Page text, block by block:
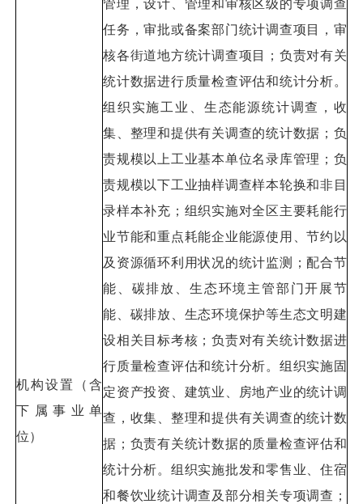
机构设置（含
下属事业单
位）
管理，设计、管理和审核区级的专项调查
任务，审批或备案部门统计调查项目，审
核各街道地方统计调查项目；负责对有关
统计数据进行质量检查评估和统计分析。
组织实施工业、生态能源统计调查，收
集、整理和提供有关调查的统计数据；负
责规模以上工业基本单位名录库管理；负
责规模以下工业抽样调查样本轮换和非目
录样本补充；组织实施对全区主要耗能行
业节能和重点耗能企业能源使用、节约以
及资源循环利用状况的统计监测；配合节
能、碳排放、生态环境主管部门开展节
能、碳排放、生态环境保护等生态文明建
设相关目标考核；负责对有关统计数据进
行质量检查评估和统计分析。组织实施固
定资产投资、建筑业、房地产业的统计调
查，收集、整理和提供有关调查的统计数
据；负责有关统计数据的质量检查评估和
统计分析。组织实施批发和零售业、住宿
和餐饮业统计调查及部分相关专项调查；